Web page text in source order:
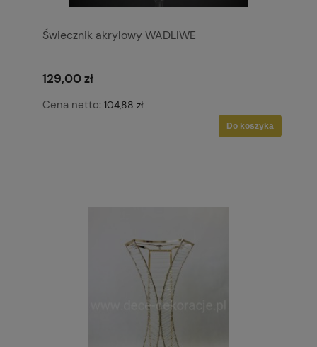
Świecznik akrylowy WADLIWE
129,00 zł
Cena netto: 104,88 zł
Do koszyka